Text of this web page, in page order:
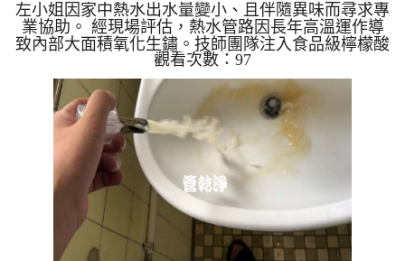
清洗水管
左小姐因家中熱水出水量變小、且伴隨異味而尋求專
業協助。 經現場評估，熱水管路因長年高溫運作導
致內部大面積氧化生鏽。技師團隊注入食品級檸檬酸
靜置 15 分鐘軟化管垢後，啟動高週波水管清洗機的
水槌脈衝模式，於 2 多小時內徹底清除管壁積垢，使
熱水出水量完全恢復正常，水質重現清澈。 ?️ 左小姐
宅：熱水管高週波清洗 3 大施工步驟 食品級檸檬酸
靜置軟化（15分鐘）： 將檸檬酸注入熱水管路，分
解並軟化沉積多年的鐵鏽塊與硬化水垢。 高週波水
槌與脈衝剝離： 微電腦精準...
觀看次數：97